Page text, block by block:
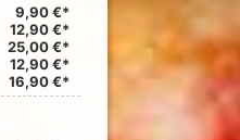
9,90 €*
12,90 €*
25,00 €*
12,90 €*
16,90 €*